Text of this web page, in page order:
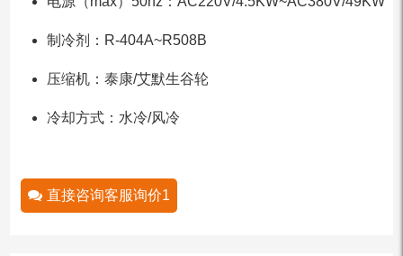
制冷剂：R-404A~R508B
压缩机：泰康/艾默生谷轮
冷却方式：水冷/风冷
直接咨询客服询价1